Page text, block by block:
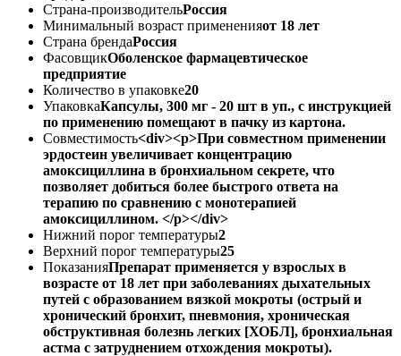
Страна-производительРоссия
Минимальный возраст примененияот 18 лет
Страна брендаРоссия
ФасовщикОболенское фармацевтическое
предприятие
Количество в упаковке20
УпаковкаКапсулы, 300 мг - 20 шт в уп., с инструкцией
по применению помещают в пачку из картона.
Совместимость<div><p>При совместном применении
эрдостеин увеличивает концентрацию
амоксициллина в бронхиальном секрете, что
позволяет добиться более быстрого ответа на
терапию по сравнению с монотерапией
амоксициллином. </p></div>
Нижний порог температуры2
Верхний порог температуры25
ПоказанияПрепарат применяется у взрослых в
возрасте от 18 лет при заболеваниях дыхательных
путей с образованием вязкой мокроты (острый и
хронический бронхит, пневмония, хроническая
обструктивная болезнь легких [ХОБЛ], бронхиальная
астма с затруднением отхождения мокроты).